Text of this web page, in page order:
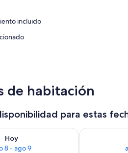
incluido
de habitación
para estas
Hoy
8 - ago 9
para hoy ago 8 - ago 9
Consulta la